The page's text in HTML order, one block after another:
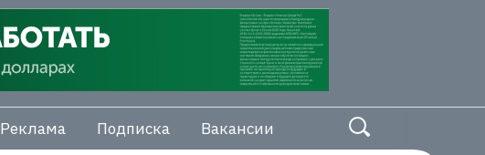
Реклама Подписка Вакансии